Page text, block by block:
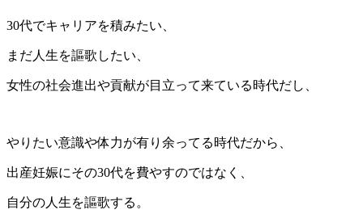
30代でキャリアを積みたい、
まだ人生を謳歌したい、
女性の社会進出や貢献が目立って来ている時代だし、
やりたい意識や体力が有り余ってる時代だから、
出産妊娠にその30代を費やすのではなく、
自分の人生を謳歌する。